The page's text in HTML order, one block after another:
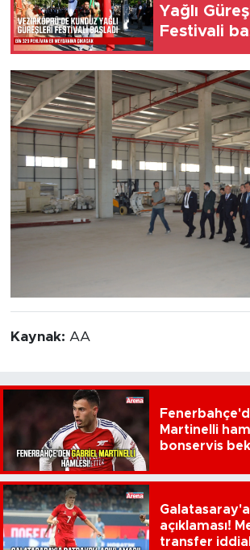
Yağlı
Festivali
Kaynak: AA
Martinelli
bonservis
açıklaması!
transfer